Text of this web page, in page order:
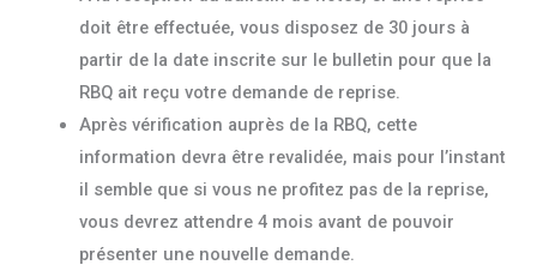
doit être effectuée, vous disposez de 30 jours à
partir de la date inscrite sur le bulletin pour que la
RBQ ait reçu votre demande de reprise.
Après vérification auprès de la RBQ, cette
information devra être revalidée, mais pour l’instant
il semble que si vous ne profitez pas de la reprise,
vous devrez attendre 4 mois avant de pouvoir
présenter une nouvelle demande.